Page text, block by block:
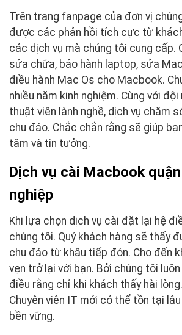
Trên trang fanpage của đơn vị
được các phản hồi tích cực từ
các dịch vụ mà chúng tôi cung cấp.
sửa chữa, bảo hành laptop, sửa
điều hành Mac Os cho Macbook.
nhiều năm kinh nghiệm. Cùng với đội
thuật viên lành nghề, dịch vụ chăm
chu đáo. Chắc chắn rằng sẽ giúp
tâm và tin tưởng.
Dịch vụ cài Macbook
nghiệp
Khi lựa chọn dịch vụ cài đặt lại hệ
chúng tôi. Quý khách hàng sẽ thấy
chu đáo từ khâu tiếp đón. Cho đến
vẹn trở lại với bạn. Bởi chúng tôi
điều rằng chỉ khi khách thấy hài
Chuyên viên IT mới có thể tồn tại
bền vững.